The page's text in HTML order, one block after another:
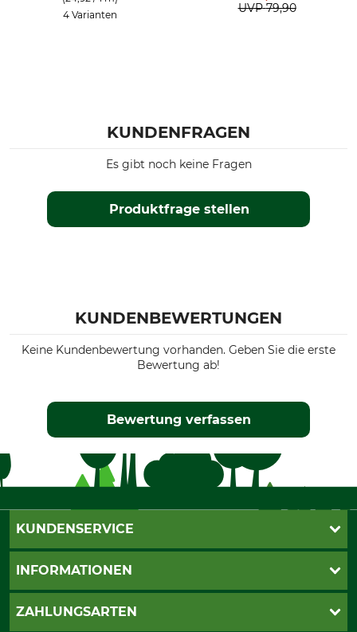
4 Varianten
UVP 79,90
KUNDENFRAGEN
Produktfrage stellen
Es gibt noch keine Fragen
KUNDENBEWERTUNGEN
Keine Kundenbewertung vorhanden. Geben Sie die erste
Bewertung ab!
Bewertung verfassen
KUNDENSERVICE
Live-Shopping
INFORMATIONEN
AGB
ZAHLUNGSARTEN